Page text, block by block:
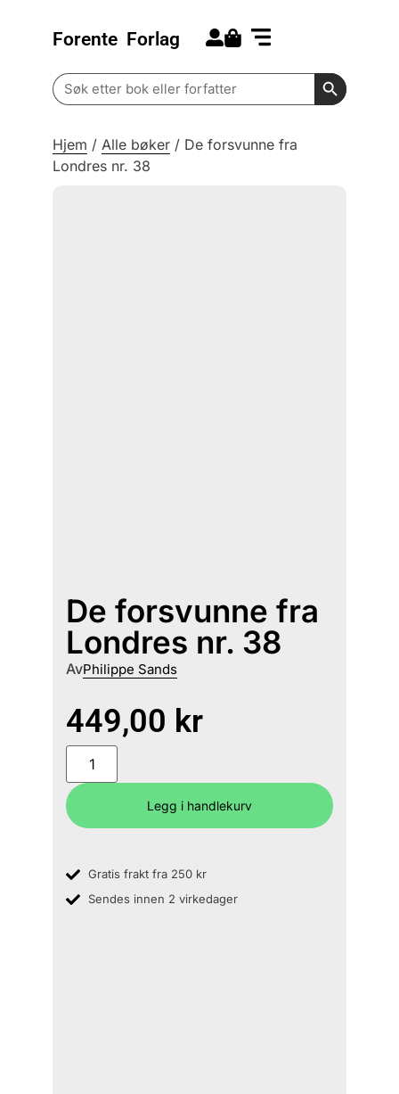
Forente Forlag
Search
for:
Search
Hjem / Alle bøker / De forsvunne fra
Londres nr. 38
De forsvunne fra
Londres nr. 38
AvPhilippe Sands
449,00 kr
Legg i handlekurv
Gratis frakt fra 250 kr
Sendes innen 2 virkedager